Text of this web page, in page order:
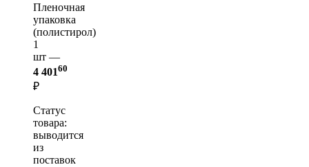
Пленочная
упаковка
(полистирол)
1
шт —
4 40160
₽
Статус
товара:
выводится
из
поставок